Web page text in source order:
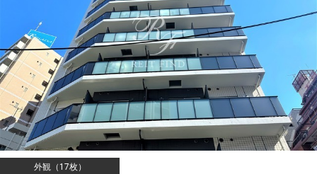
外観（17枚）